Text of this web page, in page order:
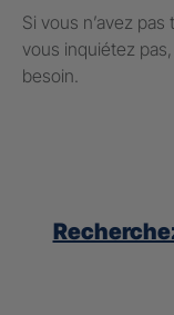
Si vous n’avez
vous inquiétez
besoin.